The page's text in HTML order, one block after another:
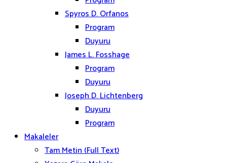
Spyros D. Orfanos
Program
Duyuru
James L. Fosshage
Program
Duyuru
Joseph D. Lichtenberg
Duyuru
Program
Makaleler
Tam Metin (Full Text)